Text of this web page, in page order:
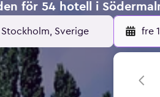
för 54 hotell i
fre